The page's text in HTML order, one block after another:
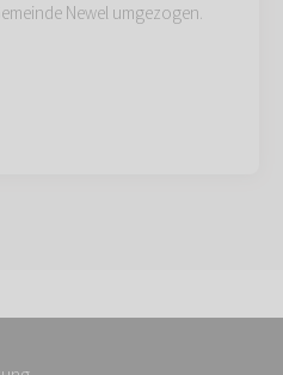
Newel umgezogen.